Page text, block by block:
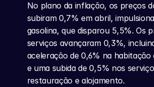
No plano da inflação, os preços
subiram 0,7% em abril,
gasolina, que disparou 5,5%. Os
serviços avançaram 0,3%,
aceleração de 0,6% na habitação
e uma subida de 0,5% nos
restauração e alojamento.